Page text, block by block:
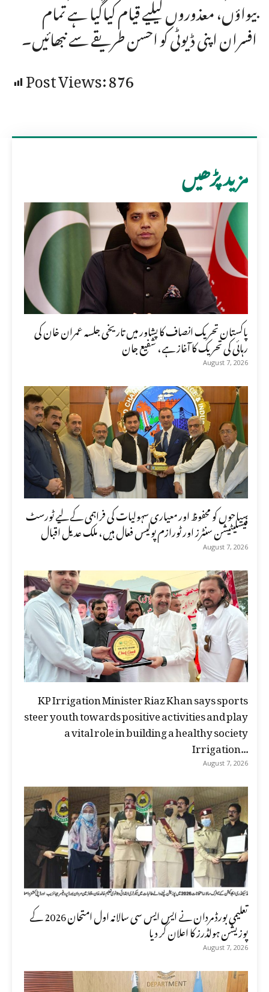
بیواؤں، معذوروں کیلیے قیام کیاگیا ہے تمام
افسران اپنی ڈیوٹی کو احسن طریقے سے نبھائیں۔
Post Views:876
مزید پڑھیں
پاکستان تحریک انصاف کا پشاور میں تاریخی جلسہ عمران خان کی
رہائی کی تحریک کا آغاز ہے، شفیع جان
August 7, 2026
سیاحوں کو محفوظ اور معیاری سہولیات کی فراہمی کے لیے ٹورسٹ
فیسلیٹیشن سنٹرز اور ٹورازم پولیس فعال ہیں، ملک عدیل اقبال
August 7, 2026
KP Irrigation Minister Riaz Khan says sports
steer youth towards positive activities and play
a vital role in building a healthy society
Irrigation...
August 7, 2026
تعلیمی بورڈ مردان نے ایس ایس سی سالانہ اول امتحان 2026 کے
پوزیشن ہولڈرز کا اعلان کر دیا
August 7, 2026